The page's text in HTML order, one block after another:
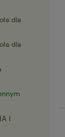
dla
dla
I